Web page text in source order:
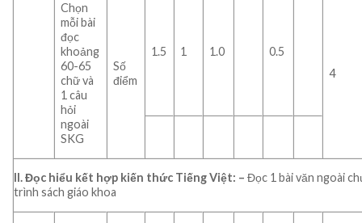
Chọn
mỗi bài
đọc
khoảng
60-65
chữ và
1 câu
hỏi
ngoài
SKG
Số
điểm
1.5 1 1.0
0.5
4
II. Đọc hiểu kết hợp kiến thức Tiếng Việt: – Đọc 1 bài văn ngoài
trình sách giáo khoa